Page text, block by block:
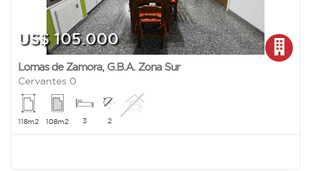
US$ 105.000
Lomas de Zamora, G.B.A. Zona Sur
Cervantes 0
118m2 108m2 3 2